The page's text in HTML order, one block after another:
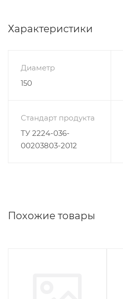
Характеристики
Диаметр
150
Стандарт продукта
ТУ 2224-036-
00203803-2012
Похожие товары